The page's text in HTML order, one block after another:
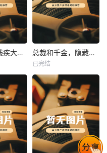
甜蜜婚宠：残疾大佬夜夜撩 热播
未知
总裁和千金，隐藏身份闪婚了
已完结